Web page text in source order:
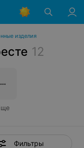
изделия
12
Фильтры